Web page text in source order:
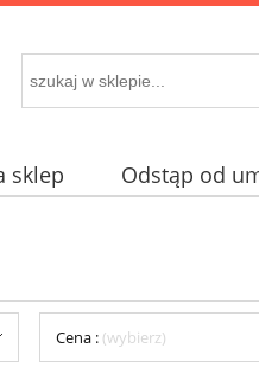
sklep Odstąp od
Cena : (wybierz)